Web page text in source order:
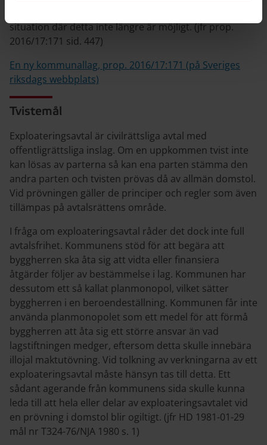
situation där detta inte längre är möjligt. (jfr prop.
2016/17:171 sid. 447)
En ny kommunallag, prop. 2016/17:171 (på Sveriges
riksdags webbplats)
Tvistemål
Exploateringsavtal är civilrättsliga avtal med
offentligrättsliga inslag. Om en uppkommen tvist inte
kan lösas av parterna så kan ena parten stämma den
andra parten och tvisten prövas då av allmän domstol.
Vid prövningen gäller de principer och regler som även
tillämpas på avtalsrättens område.
I fråga om exploateringsavtal råder det dock inte full
avtalsfrihet. Kommunens stöd för att begära att
byggherren ska åta sig att vidta eller finansiera
åtgärder följer av bestämmelse i lag. Kommunen har
dessutom ett så kallat planmonopol, vilket sätter
byggherren i en beroendeställning. Kommunen får inte
använda planmonopolet som ett medel för att förmå
byggherren att åta sig ett större ansvar än vad
lagstiftningen medger, eftersom detta skulle innebära
illojal maktutövning. Vid tolkning av verkningarna av ett
exploateringsavtal måste hänsyn tas till detta. Ett
sådant agerande från kommunens sida skulle kunna
leda till att hela eller delar av exploateringsavtalet vid
en prövning i domstol blir ogiltigt. (jfr HD 1981-01-29
mål nr T324-76/NJA 1980 s. 1)